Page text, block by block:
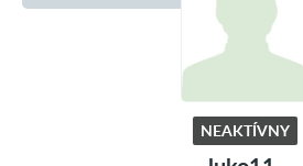
NEAKTÍVNY